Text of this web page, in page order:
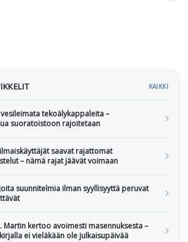
KAIKKI
vesileimata tekoälykappaleita –
suoratoistoon rajoitetaan
ilmaiskäyttäjät saavat rajattomat
– nämä rajat jäävät voimaan
suunnitelmia ilman syyllisyyttä peruvat
Martin kertoo avoimesti masennuksesta –
ei vieläkään ole julkaisupäivää